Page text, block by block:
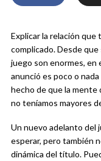
Explicar la relación que
complicado. Desde
juego son enormes, en
anunció es poco o
hecho de que la mente
no teníamos mayores
Un nuevo adelanto del
esperar, pero también
dinámica del título.